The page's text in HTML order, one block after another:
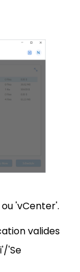
'vCenter'.
valides
'Se